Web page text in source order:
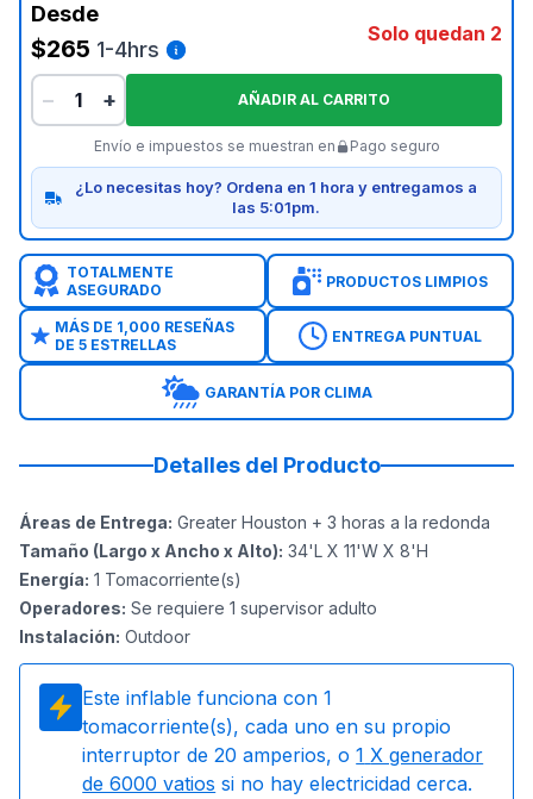
Desde
$265 1-4hrs
Solo quedan 2
− + AÑADIR AL CARRITO
Envío e impuestos se muestran en Pago seguro
¿Lo necesitas hoy? Ordena en 1 hora y entregamos a
las 5:01pm.
TOTALMENTE
ASEGURADO
PRODUCTOS LIMPIOS
MÁS DE 1,000 RESEÑAS
DE 5 ESTRELLAS
ENTREGA PUNTUAL
GARANTÍA POR CLIMA
Detalles del Producto
Áreas de Entrega: Greater Houston + 3 horas a la redonda
Tamaño (Largo x Ancho x Alto): 34'L X 11'W X 8'H
Energía: 1 Tomacorriente(s)
Operadores: Se requiere 1 supervisor adulto
Instalación: Outdoor
Este inflable funciona con 1
tomacorriente(s), cada uno en su propio
interruptor de 20 amperios, o 1 X generador
de 6000 vatios si no hay electricidad cerca.